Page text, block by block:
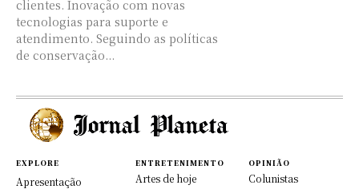
clientes. Inovação com novas
tecnologias para suporte e
atendimento. Seguindo as políticas
de conservação...
EXPLORE
Apresentação
ENTRETENIMENTO
Artes de hoje
OPINIÃO
Colunistas